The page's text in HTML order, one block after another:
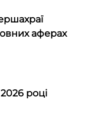
аферах
році